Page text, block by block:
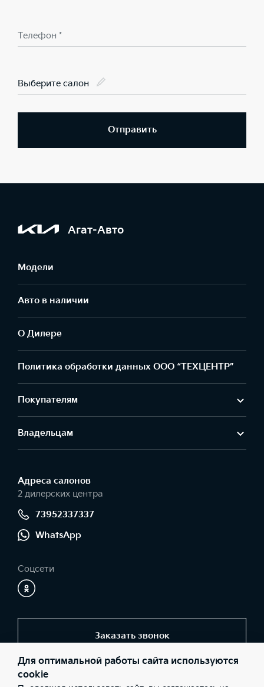
Телефон *
Выберите салон
Отправить
Агат-Авто
Модели
Авто в наличии
О Дилере
Политика обработки данных ООО “ТЕХЦЕНТР”
Покупателям
Владельцам
Адреса салонов
2 дилерских центра
73952337337
WhatsApp
Соцсети
Заказать звонок
Для оптимальной работы сайта используются
cookie